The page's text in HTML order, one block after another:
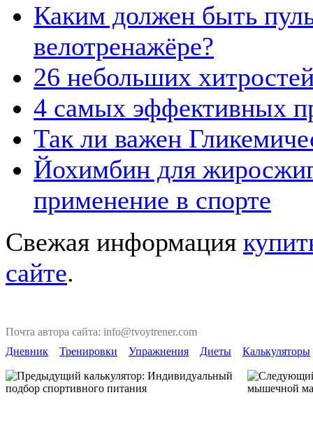
Каким должен быть
велотренажёре?
26 небольших
4 самых эффективных
Так ли важен
Йохимбин для
применение в спорте
Свежая информация
сайте.
Почта автора сайта: info@tvoytrener.com
Дневник
Тренировки Упражнения Диеты Калькуляторы